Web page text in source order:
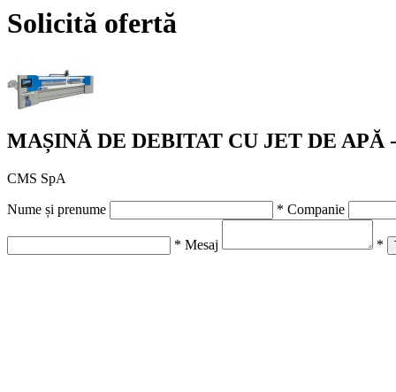
Solicită ofertă
MAȘINĂ DE DEBITAT CU JET DE APĂ
CMS SpA
Nume și prenume * Companie
* Mesaj *